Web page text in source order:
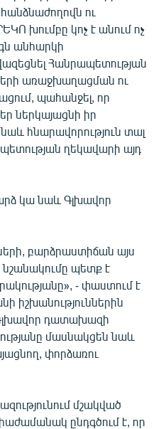
ու
խումբը կոչ է անում ոչ
անհարկի
Հանրապետության
առաջխաղացման ու
պահանջել, որ
ներկայացնի իր
հնարավորություն տալ
ղեկավարի այդ
կա նաև Գլխավոր
բարձրաստիճան այս
նշանակումը պետք է
- փաստում է
իշխանություններին
Գլխավոր դատախազի
մասնակցեն նաև
փորձառու
մշակված
ընդգծում է, որ